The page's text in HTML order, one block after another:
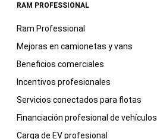
RAM PROFESSIONAL
Ram Professional
Mejoras en camionetas y vans
Beneficios comerciales
Incentivos profesionales
Servicios conectados para flotas
Financiación profesional de vehículos
Carga de EV profesional